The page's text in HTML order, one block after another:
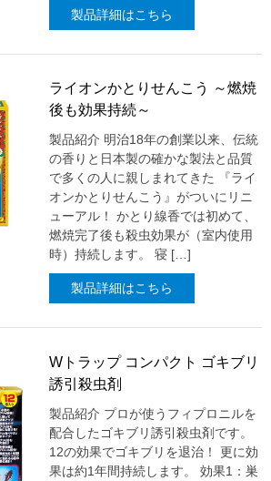
製品詳細はこちら
ライオンかとりせんこう ～燃焼
後も効果持続～
製品紹介 明治18年の創業以来、伝統
の香りと日本製の確かな製法と品質
で多くの人に親しまれてきた 『ライ
オンかとりせんこう』がついにリニ
ューアル！ かとり線香では初めて、
燃焼完了後も殺虫効果が（室内使用
時）持続します。 寝 […]
製品詳細はこちら
Wトラップ コンパクト ゴキブリ
誘引殺虫剤
製品紹介 プロが使うフィプロニルを
配合したゴキブリ誘引殺虫剤です。
12の効果でゴキブリを退治！ 更に効
果は約1年間持続します。 効果1：巣